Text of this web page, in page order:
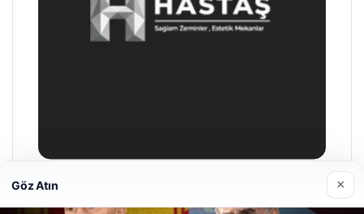
Enes Kaplan Avukatlık Bürosu
Göz Atın ×